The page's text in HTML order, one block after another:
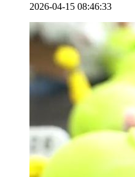
2026-04-15 08:46:33